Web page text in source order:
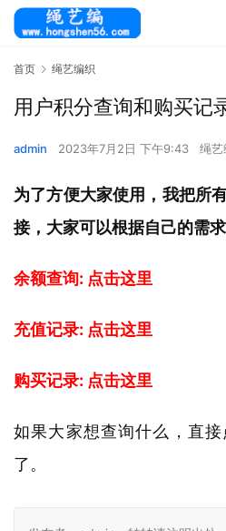
首页 绳艺编织
用户积分查询和购买记
admin 2023年7月2日 下午9:43 绳艺
为了方便大家使用，我把所
接，大家可以根据自己的需求
余额查询: 点击这里
充值记录: 点击这里
购买记录: 点击这里
如果大家想查询什么，直
了。